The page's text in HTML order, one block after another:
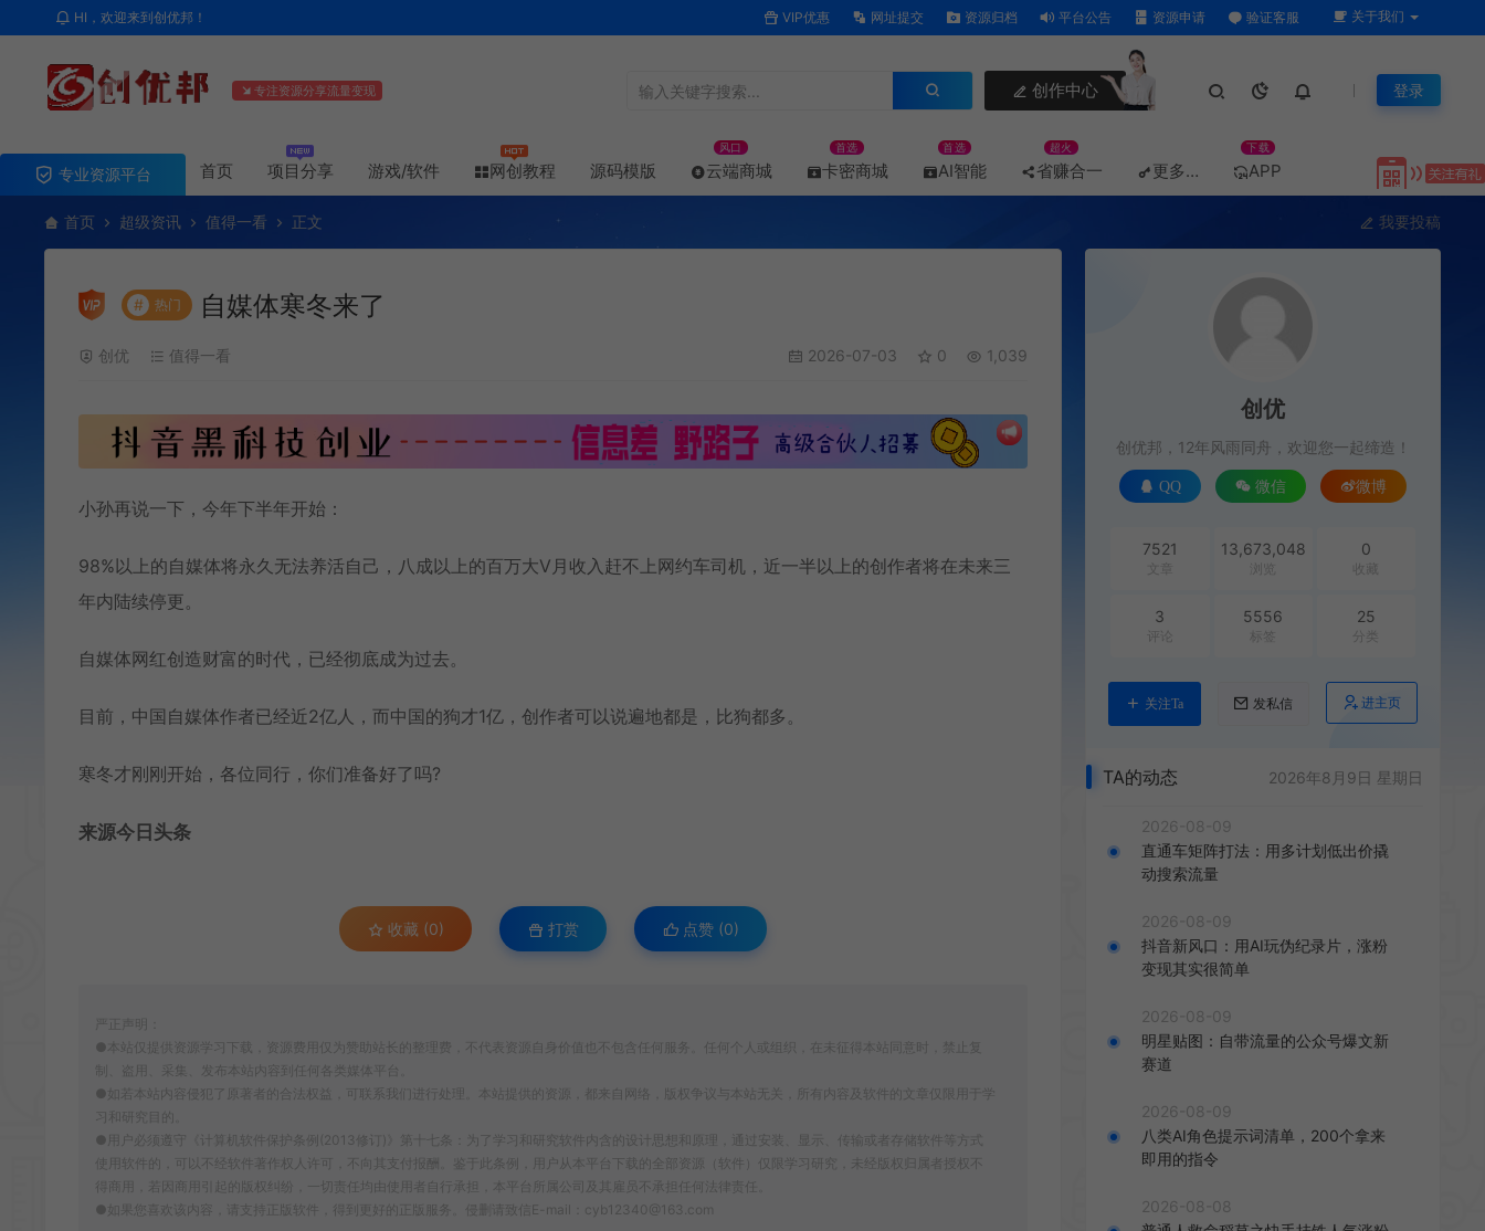
HI，欢迎来到创优邦！ VIP优惠 网址提交 资源归档 平台公告 资源申请 验证客服 关于我们
专注资源分享流量变现 创作中心 登录
专业资源平台 首页 项目分享 游戏/软件 网创教程 源码模版 云端商城
风口
卡密商城
首选
AI智能
首选
省赚合一
超火
更多… APP
下载
首页 超级资讯 值得一看 正文 我要投稿
# 热门 自媒体寒冬来了
创优 值得一看 2026-07-03 0 1,039
小孙再说一下，今年下半年开始：
98%以上的自媒体将永久无法养活自己，八成以上的百万大V月收入赶不上网约车司机，近一半以上的创作者将在未来三
年内陆续停更。
自媒体网红创造财富的时代，已经彻底成为过去。
目前，中国自媒体作者已经近2亿人，而中国的狗才1亿，创作者可以说遍地都是，比狗都多。
寒冬才刚刚开始，各位同行，你们准备好了吗?
来源今日头条
收藏 (0) 打赏 点赞 (0)
严正声明：
●本站仅提供资源学习下载，资源费用仅为赞助站长的整理费，不代表资源自身价值也不包含任何服务。任何个人或组织，在未征得本站同意时，禁止复
制、盗用、采集、发布本站内容到任何各类媒体平台。
●如若本站内容侵犯了原著者的合法权益，可联系我们进行处理。本站提供的资源，都来自网络，版权争议与本站无关，所有内容及软件的文章仅限用于学
习和研究目的。
●用户必须遵守《计算机软件保护条例(2013修订)》第十七条：为了学习和研究软件内含的设计思想和原理，通过安装、显示、传输或者存储软件等方式
使用软件的，可以不经软件著作权人许可，不向其支付报酬。鉴于此条例，用户从本平台下载的全部资源（软件）仅限学习研究，未经版权归属者授权不
得商用，若因商用引起的版权纠纷，一切责任均由使用者自行承担，本平台所属公司及其雇员不承担任何法律责任。
●如果您喜欢该内容，请支持正版软件，得到更好的正版服务。侵删请致信E-mail：cyb12340@163.com
创优
创优邦，12年风雨同舟，欢迎您一起缔造！
QQ 微信 微博
7521
文章
13,673,048
浏览
0
收藏
3
评论
5556
标签
25
分类
关注Ta 发私信 进主页
TA的动态 2026年8月9日 星期日
2026-08-09
直通车矩阵打法：用多计划低出价撬
动搜索流量
2026-08-09
抖音新风口：用AI玩伪纪录片，涨粉
变现其实很简单
2026-08-09
明星贴图：自带流量的公众号爆文新
赛道
2026-08-09
八类AI角色提示词清单，200个拿来
即用的指令
2026-08-08